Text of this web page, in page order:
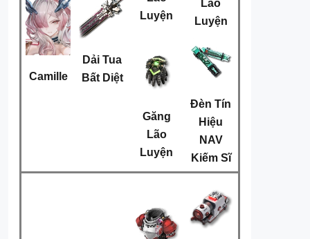
Camille
Dải Tua
Bất Diệt
Luyện
Găng
Lão
Luyện
Lão
Luyện
Đèn Tín
Hiệu
NAV
Kiếm Sĩ